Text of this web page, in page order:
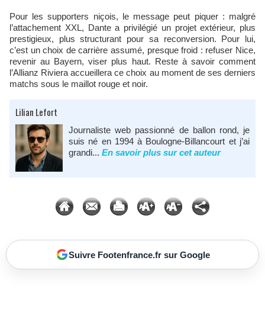
Pour les supporters niçois, le message peut piquer : malgré
l’attachement XXL, Dante a privilégié un projet extérieur, plus
prestigieux, plus structurant pour sa reconversion. Pour lui,
c’est un choix de carrière assumé, presque froid : refuser Nice,
revenir au Bayern, viser plus haut. Reste à savoir comment
l’Allianz Riviera accueillera ce choix au moment de ses derniers
matchs sous le maillot rouge et noir.
Lilian Lefort
Journaliste web passionné de ballon rond, je
suis né en 1994 à Boulogne-Billancourt et j’ai
grandi... En savoir plus sur cet auteur
Suivre Footenfrance.fr sur Google